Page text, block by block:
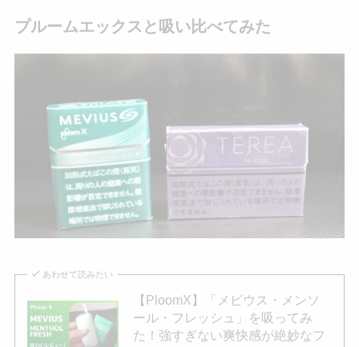
プルームエックスと吸い比べてみた
あわせて読みたい
【PloomX】「メビウス・メンソ
ール・フレッシュ」を吸ってみ
た！強すぎない爽快感が絶妙なフ